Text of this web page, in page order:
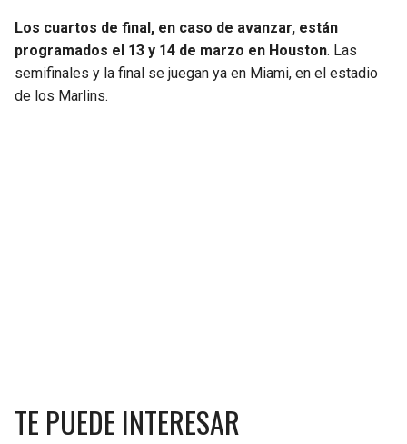
Los cuartos de final, en caso de avanzar, están
programados el 13 y 14 de marzo en Houston. Las
semifinales y la final se juegan ya en Miami, en el estadio
de los Marlins.
TE PUEDE INTERESAR